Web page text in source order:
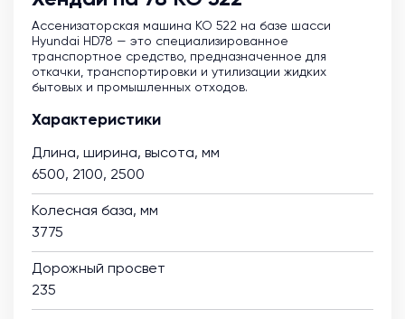
Ассенизаторская машина KO 522 на базе шасси
Hyundai HD78 — это специализированное
транспортное средство, предназначенное для
откачки, транспортировки и утилизации жидких
бытовых и промышленных отходов.
Характеристики
Длина, ширина, высота, мм
6500, 2100, 2500
Колесная база, мм
3775
Дорожный просвет
235